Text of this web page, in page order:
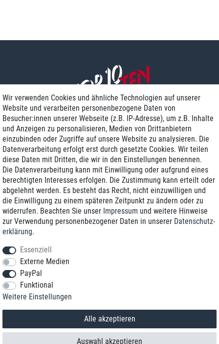
Zustellung am nächsten Werktag
Günstiger Versand
Generalüberholt mit Garantie
+49 8989 96160*
*Sie erreichen uns zum Ortstarif von Montag bis Freitag von 9 Uhr - 18 Uhr.
© 2018 TOP TEN Computervertrieb GmbH
Wir verwenden Cookies und ähnliche Technologien auf unserer
Website und verarbeiten personenbezogene Daten von
Besucher:innen unserer Webseite (z.B. IP-Adresse), um z.B. Inhalte
und Anzeigen zu personalisieren, Medien von Drittanbietern
einzubinden oder Zugriffe auf unsere Website zu analysieren. Die
Datenverarbeitung erfolgt erst durch gesetzte Cookies. Wir teilen
diese Daten mit Dritten, die wir in den Einstellungen benennen.
Die Datenverarbeitung kann mit Einwilligung oder aufgrund eines
berechtigten Interesses erfolgen. Die Zustimmung kann erteilt oder
abgelehnt werden. Es besteht das Recht, nicht einzuwilligen und
die Einwilligung zu einem späteren Zeitpunkt zu ändern oder zu
widerrufen. Beachten Sie unser Impressum und weitere Hinweise
zur Verwendung personenbezogener Daten in unserer Daten­schutz­
erklärung.
Essenziell
Externe Medien
PayPal
Funktional
Weitere Einstellungen
Alle akzeptieren
Auswahl akzeptieren